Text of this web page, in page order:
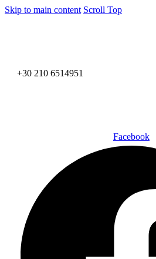
Skip to main content Scroll Top
+30 210 6514951
Facebook